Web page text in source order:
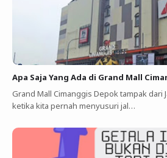
Apa Saja Yang Ada di Grand Mall
Grand Mall Cimanggis Depok tampak dari
ketika kita pernah menyusuri jal…